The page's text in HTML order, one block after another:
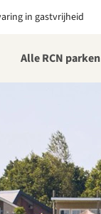
in gastvrijheid
Alle RCN parken